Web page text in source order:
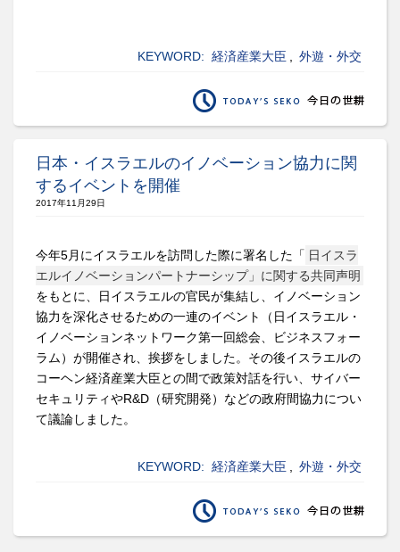
KEYWORD: 経済産業大臣 外遊・外交
日本・イスラエルのイノベーション協力に関
するイベントを開催
2017年11月29日
今年5月にイスラエルを訪問した際に署名した「 日イスラ
エルイノベーションパートナーシップ」に関する共同声明
をもとに、日イスラエルの官民が集結し、イノベーション
協力を深化させるための一連のイベント（日イスラエル・
イノベーションネットワーク第一回総会、ビジネスフォー
ラム）が開催され、挨拶をしました。その後イスラエルの
コーヘン経済産業大臣との間で政策対話を行い、サイバー
セキュリティやR&D（研究開発）などの政府間協力につい
て議論しました。
KEYWORD: 経済産業大臣 外遊・外交